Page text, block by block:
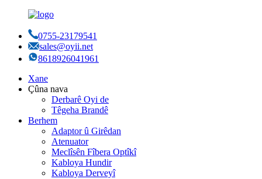
0755-23179541
sales@oyii.net
8618926041961
Xane
Çûna nava
Derbarê Oyi de
Têgeha Brandê
Berhem
Adaptor û Girêdan
Atenuator
Meclîsên Fîbera Optîkî
Kabloya Hundir
Kabloya Derveyî